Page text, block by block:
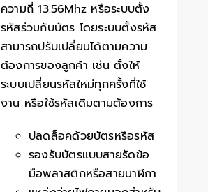
ความถี่ 13.56Mhz หรือระบบตั้ง
รหัสร่วมกับบัตร โดยระบบตั้งรหัส
สามารถปรับเปลี่ยนได้ตามความ
ต้องการของลูกค้า เช่น ตั้งให้
ระบบเปลี่ยนรหัสใหม่ทุกครั้งที่ใช้
งาน หรือใช้รหัสเดิมตามต้องการ
ปลดล็อคด้วยบัตรหรือรหัส
รองรับบัตรแบบสายรัดข้อ
มือพลาสติกหรือสายนาฬิกา